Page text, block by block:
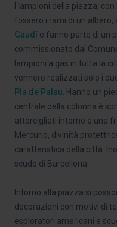
I lampioni della piazza,
fossero i rami di un albero,
Gaudí e fanno parte di un
commissionato dal
lampioni a gas in tutta la
vennero realizzati solo i
Pla de Palau . Hanno un
centrale della colonna è
attorcigliati intorno a una
Mercurio, divinità
caratteristica della città.
scudo di Barcellona.
Intorno alla piazza si
decorazioni con motivi di
esploratori americani e